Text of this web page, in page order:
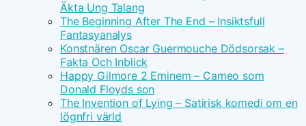
Äkta Ung Talang
The Beginning After The End – Insiktsfull
Fantasyanalys
Konstnären Oscar Guermouche Dödsorsak –
Fakta Och Inblick
Happy Gilmore 2 Eminem – Cameo som
Donald Floyds son
The Invention of Lying – Satirisk komedi om en
lögnfri värld